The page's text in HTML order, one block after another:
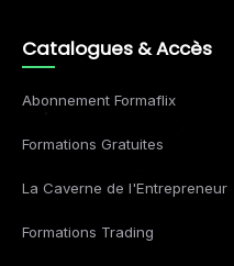
Catalogues & Accès
Abonnement Formaflix
Formations Gratuites
La Caverne de l'Entrepreneur
Formations Trading